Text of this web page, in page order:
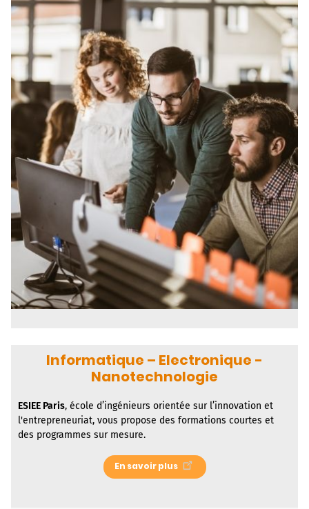
Informatique – Electronique -
Nanotechnologie
ESIEE Paris, école d’ingénieurs orientée sur l’innovation et
l'entrepreneuriat, vous propose des formations courtes et
des programmes sur mesure.
En savoir plus